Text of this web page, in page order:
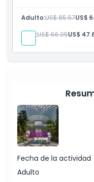
Inclusiones
Acceso a Canopy
Adulto:US$ 85.57US$
Niño:US$ 66.05US$
Fecha de la actividad
Adulto